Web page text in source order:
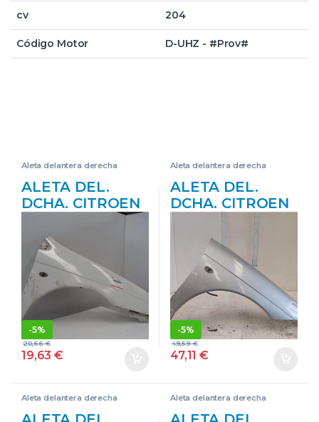
cv 204
Código Motor D-UHZ - #Prov#
Aleta delantera derecha
ALETA DEL.
DCHA. CITROEN
(2004->) 1.6 HDI
(RC8HZB) 9HY
(DV6TED4)
9HY(DV6TED4)
BLANCO ALETAS
DELANTERAS
DELANTEROS
DERECHAS
DERECHOS
-5%
19,63€
20,66€
Aleta delantera derecha
ALETA DEL.
DCHA. CITROEN
C6 (2005->) 2.7
HDI UHZ
(DT17BTED4)
UHZ(DT17BTED4
) GRIS ALETAS
DELANTERAS
DELANTEROS
DERECHAS
DERECHOS
20GG05
-5%
47,11€
49,59€
Aleta delantera derecha Aleta delantera derecha